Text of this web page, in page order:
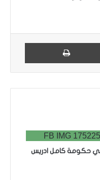
البريد طباعة
في حكومة كامل ادريس